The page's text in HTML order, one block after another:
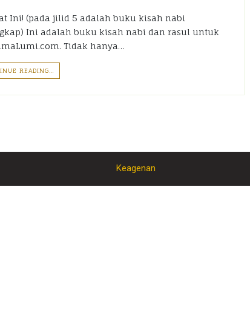
Ini! (pada jilid 5 adalah buku kisah nabi
Ini adalah buku kisah nabi dan rasul untuk
Tidak hanya…
READING…
Keagenan